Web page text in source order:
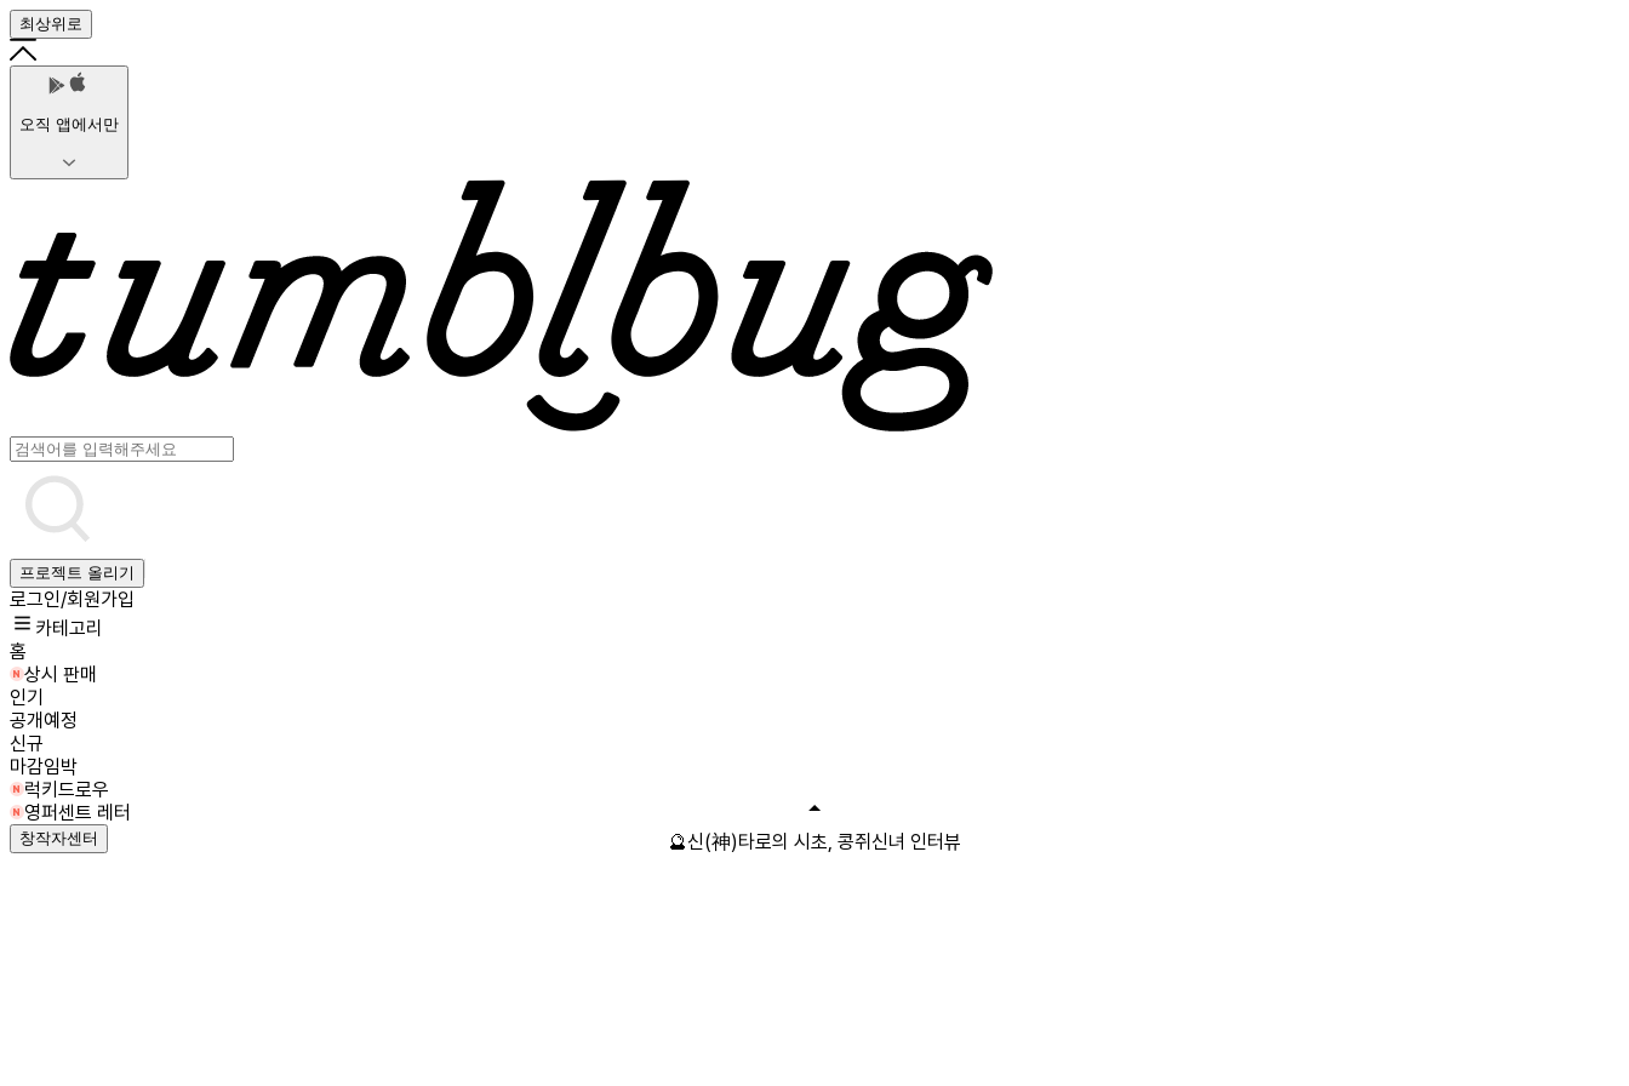
최상위로
오직 앱에서만
프로젝트 올리기
로그인/회원가입
카테고리
홈
상시 판매
인기
공개예정
신규
마감임박
럭키드로우
영퍼센트 레터
창작자센터 🔮신(神)타로의 시초, 콩쥐신녀 인터뷰